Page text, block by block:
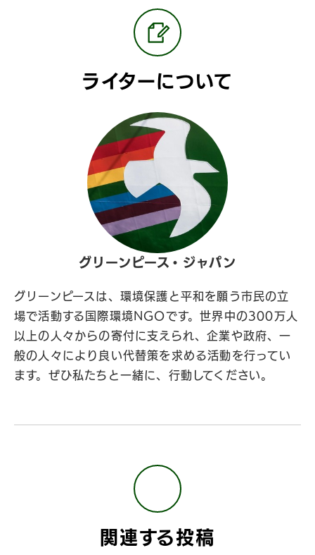
ライターについて
グリーンピース・ジャパン
グリーンピースは、環境保護と平和を願う市民の立
場で活動する国際環境NGOです。世界中の300万人
以上の人々からの寄付に支えられ、企業や政府、一
般の人々により良い代替策を求める活動を行ってい
ます。ぜひ私たちと一緒に、行動してください。
関連する投稿